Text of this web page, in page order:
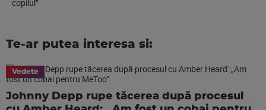
Te-ar putea interesa si:
Vedete
Johnny Depp rupe tăcerea după procesul